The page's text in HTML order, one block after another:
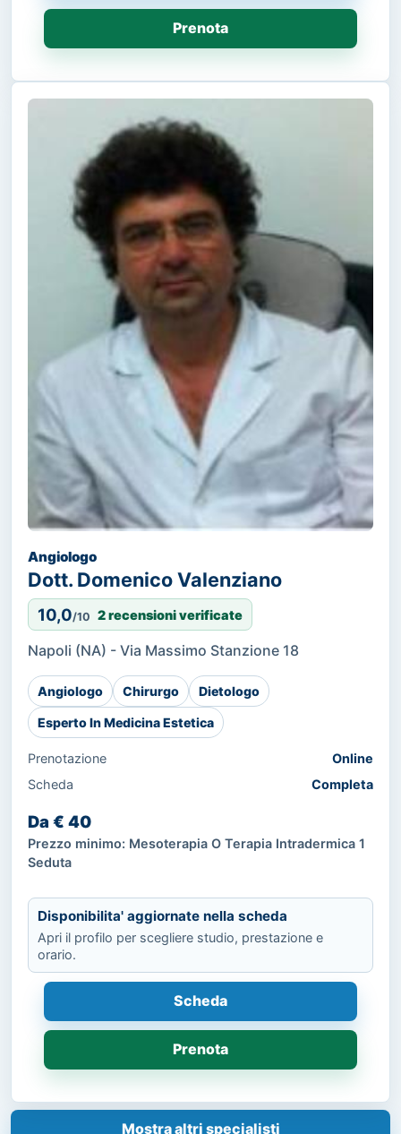
Prenota
Angiologo
Dott. Domenico Valenziano
10,0/10 2 recensioni verificate
Napoli (NA) - Via Massimo Stanzione 18
Angiologo Chirurgo Dietologo
Esperto In Medicina Estetica
Prenotazione
Online
Scheda
Completa
Da € 40
Prezzo minimo: Mesoterapia O Terapia Intradermica 1
Seduta
Disponibilita' aggiornate nella scheda
Apri il profilo per scegliere studio, prestazione e
orario.
Scheda
Prenota
Mostra altri specialisti